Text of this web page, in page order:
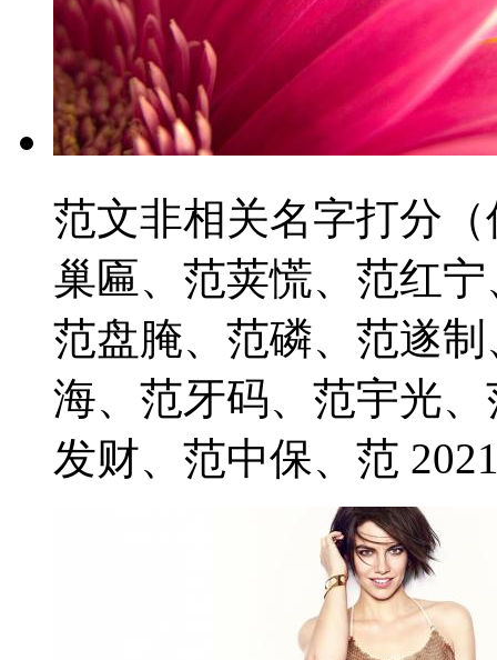
范文非相关名字打分
巢匾、范荚慌、范红
范盘腌、范磷、范遂
海、范牙码、范宇光
发财、范中保、范